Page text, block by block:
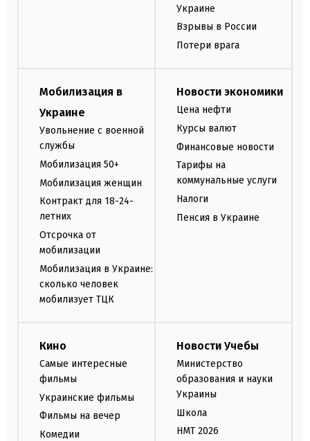
Украине
Взрывы в России
Потери врага
Мобилизация в
Украине
Увольнение с военной
службы
Мобилизация 50+
Мобилизация женщин
Контракт для 18-24-
летних
Отсрочка от
мобилизации
Мобилизация в Украине:
сколько человек
мобилизует ТЦК
Новости экономики
Цена нефти
Курсы валют
Финансовые новости
Тарифы на
коммунальные услуги
Налоги
Пенсия в Украине
Кино
Самые интересные
фильмы
Украинские фильмы
Фильмы на вечер
Комедии
Новости Учебы
Министерство
образования и науки
Украины
Школа
НМТ 2026